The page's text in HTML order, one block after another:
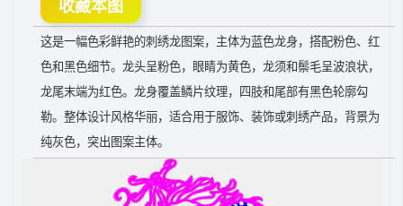
收藏本图
这是一幅色彩鲜艳的刺绣龙图案，主体为蓝色龙身，搭配粉色、红
色和黑色细节。龙头呈粉色，眼睛为黄色，龙须和鬃毛呈波浪状，
龙尾末端为红色。龙身覆盖鳞片纹理，四肢和尾部有黑色轮廓勾
勒。整体设计风格华丽，适合用于服饰、装饰或刺绣产品，背景为
纯灰色，突出图案主体。